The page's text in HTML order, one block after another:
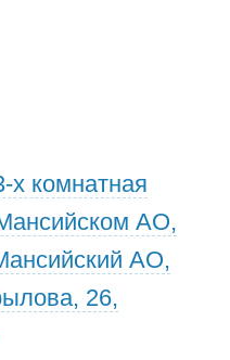
х комнатная
АО,
АО,
26,